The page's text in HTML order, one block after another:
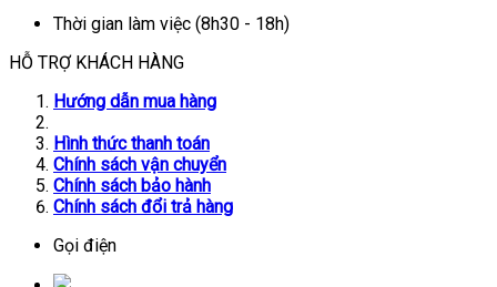
Thời gian làm việc (8h30 - 18h)
HỖ TRỢ KHÁCH HÀNG
Hướng dẫn mua hàng
Hình thức thanh toán
Chính sách vận chuyển
Chính sách bảo hành
Chính sách đổi trả hàng
Gọi điện